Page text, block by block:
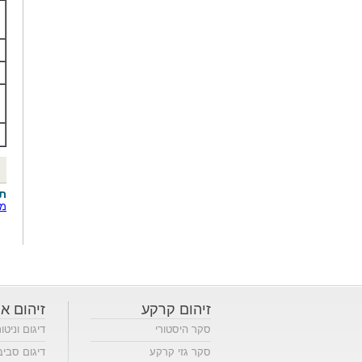
זיהום קרקע
סקר היסטורי
סקר גזי קרקע
זיהום
דיגום
דיגום